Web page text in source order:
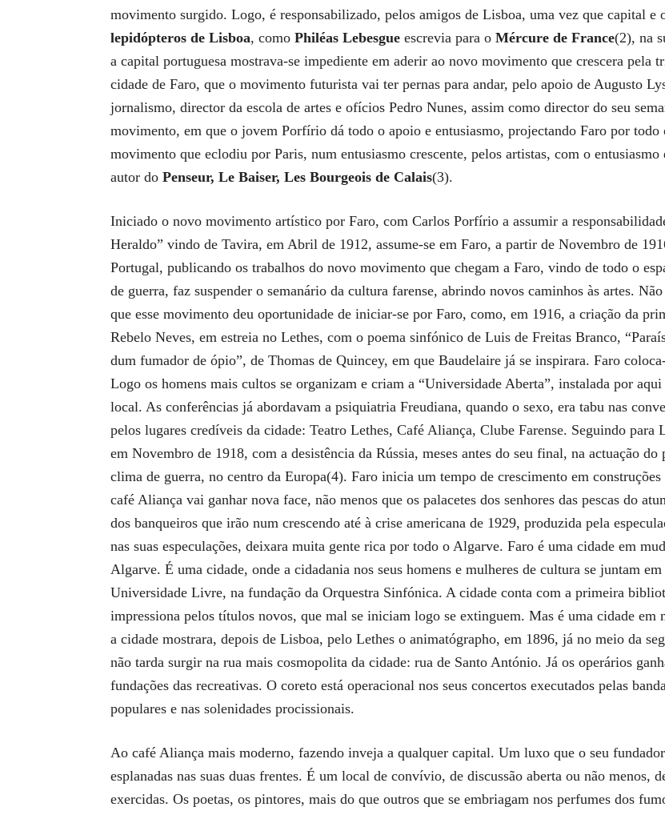
movimento surgido. Logo, é responsabilizado, pelos amigos de Lisboa, uma vez que capital e
lepidópteros de Lisboa, como Philéas Lebesgue escrevia para o Mércure de France(2), na
a capital portuguesa mostrava-se impediente em aderir ao novo movimento que crescera
cidade de Faro, que o movimento futurista vai ter pernas para andar, pelo apoio de Augusto
jornalismo, director da escola de artes e ofícios Pedro Nunes, assim como director do seu
movimento, em que o jovem Porfírio dá todo o apoio e entusiasmo, projectando Faro por
movimento que eclodiu por Paris, num entusiasmo crescente, pelos artistas, com o
autor do Penseur, Le Baiser, Les Bourgeois de Calais(3).
Iniciado o novo movimento artístico por Faro, com Carlos Porfírio a assumir a
Heraldo” vindo de Tavira, em Abril de 1912, assume-se em Faro, a partir de Novembro de
Portugal, publicando os trabalhos do novo movimento que chegam a Faro, vindo de todo o
de guerra, faz suspender o semanário da cultura farense, abrindo novos caminhos às artes.
que esse movimento deu oportunidade de iniciar-se por Faro, como, em 1916, a criação da
Rebelo Neves, em estreia no Lethes, com o poema sinfónico de Luis de Freitas Branco,
dum fumador de ópio”, de Thomas de Quincey, em que Baudelaire já se inspirara. Faro
Logo os homens mais cultos se organizam e criam a “Universidade Aberta”, instalada por
local. As conferências já abordavam a psiquiatria Freudiana, quando o sexo, era tabu nas
pelos lugares credíveis da cidade: Teatro Lethes, Café Aliança, Clube Farense. Seguindo
em Novembro de 1918, com a desistência da Rússia, meses antes do seu final, na actuação
clima de guerra, no centro da Europa(4). Faro inicia um tempo de crescimento em
café Aliança vai ganhar nova face, não menos que os palacetes dos senhores das pescas do
dos banqueiros que irão num crescendo até à crise americana de 1929, produzida pela
nas suas especulações, deixara muita gente rica por todo o Algarve. Faro é uma cidade em
Algarve. É uma cidade, onde a cidadania nos seus homens e mulheres de cultura se juntam
Universidade Livre, na fundação da Orquestra Sinfónica. A cidade conta com a primeira
impressiona pelos títulos novos, que mal se iniciam logo se extinguem. Mas é uma cidade
a cidade mostrara, depois de Lisboa, pelo Lethes o animatógrapho, em 1896, já no meio da
não tarda surgir na rua mais cosmopolita da cidade: rua de Santo António. Já os operários
fundações das recreativas. O coreto está operacional nos seus concertos executados pelas
populares e nas solenidades procissionais.
Ao café Aliança mais moderno, fazendo inveja a qualquer capital. Um luxo que o seu
esplanadas nas suas duas frentes. É um local de convívio, de discussão aberta ou não menos,
exercidas. Os poetas, os pintores, mais do que outros que se embriagam nos perfumes dos